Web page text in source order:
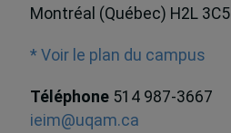
Montréal (Québec) H2L 3C5
* Voir le plan du campus
Téléphone 514 987-3667
ieim@uqam.ca